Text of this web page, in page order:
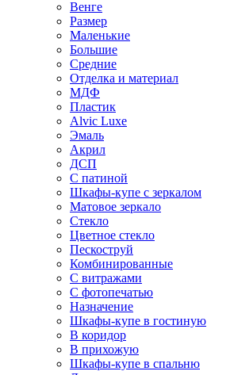
Венге
Размер
Маленькие
Большие
Средние
Отделка и материал
МДФ
Пластик
Alvic Luxe
Эмаль
Акрил
ДСП
С патиной
Шкафы-купе с зеркалом
Матовое зеркало
Стекло
Цветное стекло
Пескоструй
Комбинированные
С витражами
С фотопечатью
Назначение
Шкафы-купе в гостиную
В коридор
В прихожую
Шкафы-купе в спальню